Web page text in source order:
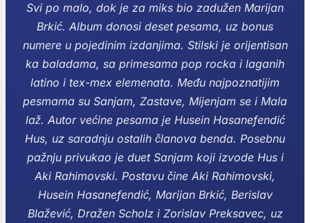
Svi po malo, dok je za miks bio zadužen Marijan
Brkić. Album donosi deset pesama, uz bonus
numere u pojedinim izdanjima. Stilski je orijentisan
ka baladama, sa primesama pop rocka i laganih
latino i tex-mex elemenata. Među najpoznatijim
pesmama su Sanjam, Zastave, Mijenjam se i Mala
laž. Autor većine pesama je Husein Hasanefendić
Hus, uz saradnju ostalih članova benda. Posebnu
pažnju privukao je duet Sanjam koji izvode Hus i
Aki Rahimovski. Postavu čine Aki Rahimovski,
Husein Hasanefendić, Marijan Brkić, Berislav
Blažević, Dražen Scholz i Zorislav Preksavec, uz